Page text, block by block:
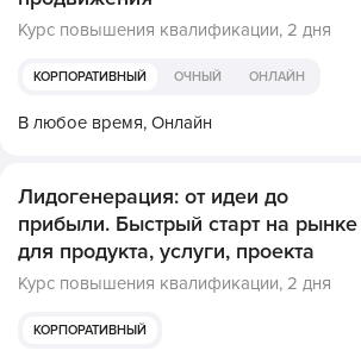
Курс повышения квалификации, 2 дня
КОРПОРАТИВНЫЙ ОЧНЫЙ ОНЛАЙН
В любое время, Онлайн
Лидогенерация: от идеи до
прибыли. Быстрый старт на рынке
для продукта, услуги, проекта
Курс повышения квалификации, 2 дня
КОРПОРАТИВНЫЙ